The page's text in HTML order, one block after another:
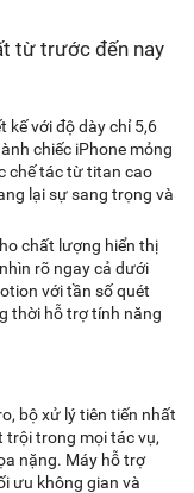
từ trước đến nay
kế với độ dày chỉ 5,6
chiếc iPhone mỏng
chế tác từ titan cao
lại sự sang trọng và
chất lượng hiển thị
rõ ngay cả dưới
với tần số quét
thời hỗ trợ tính năng
bộ xử lý tiên tiến nhất
trội trong mọi tác vụ,
nặng. Máy hỗ trợ
ưu không gian và